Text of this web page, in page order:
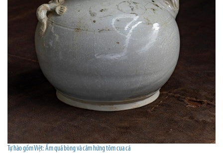
Tự hào gốm Việt: Ấm quả bòng và cảm hứng tôm cua cá